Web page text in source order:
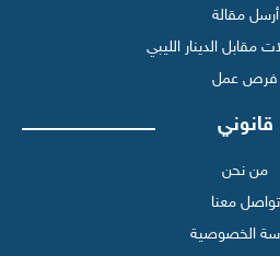
أرسل مقالة
مقابل الدينار الليبي
فرص عمل
قانوني
من نحن
تواصل معنا
الخصوصية